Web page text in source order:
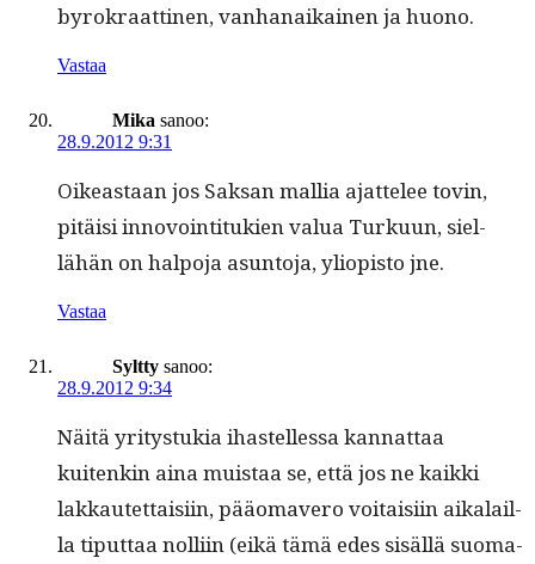
byrokraat­ti­nen, van­hanaikainen ja huono.
Vastaa
Mika sanoo:
28.9.2012 9:31
Oikeas­t­aan jos Sak­san mallia ajat­telee tovin,
pitäisi innovoin­ti­tukien val­ua Turku­un, siel­
lähän on halpo­ja asun­to­ja, yliopis­to jne.
Vastaa
Syltty sanoo:
28.9.2012 9:34
Näitä yri­tys­tukia ihastel­lessa kan­nat­taa
kuitenkin aina muis­taa se, että jos ne kaik­ki
lakkautet­taisi­in, pääo­mavero voitaisi­in aikalail­
la tiput­taa nol­li­in (eikä tämä edes sisäl­lä suo­ma­